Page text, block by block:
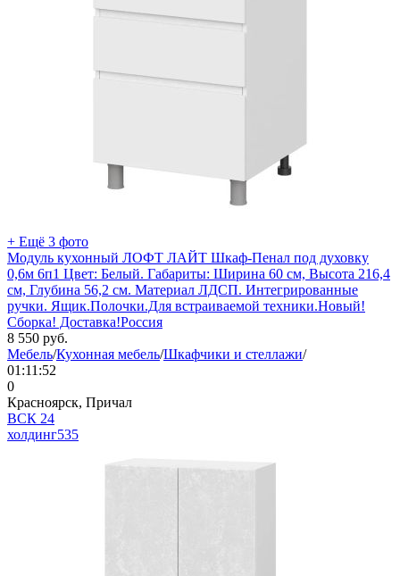
+ Ещё 3 фото
Модуль кухонный ЛОФТ ЛАЙТ Шкаф-Пенал под духовку
0,6м 6п1 Цвет: Белый. Габариты: Ширина 60 см, Высота 216,4
см, Глубина 56,2 см. Материал ЛДСП. Интегрированные
ручки. Ящик.Полочки.Для встраиваемой техники.Новый!
Сборка! Доставка!Россия
8 550 руб.
Мебель/Кухонная мебель/Шкафчики и стеллажи/
01:11:52
0
Красноярск, Причал
ВСК 24
холдинг535